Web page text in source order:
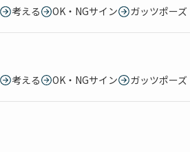
考える OK・NGサイン ガッツポーズ
考える OK・NGサイン ガッツポーズ